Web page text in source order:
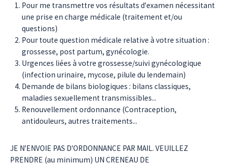
Pour me transmettre vos résultats d'examen nécessitant
une prise en charge médicale (traitement et/ou
questions)
Pour toute question médicale relative à votre situation :
grossesse, post partum, gynécologie.
Urgences liées à votre grossesse/suivi gynécologique
(infection urinaire, mycose, pilule du lendemain)
Demande de bilans biologiques : bilans classiques,
maladies sexuellement transmissibles...
Renouvellement ordonnance (Contraception,
antidouleurs, autres traitements...
JE N'ENVOIE PAS D'ORDONNANCE PAR MAIL. VEUILLEZ
PRENDRE (au minimum) UN CRENEAU DE